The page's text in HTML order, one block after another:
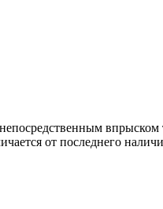
впрыском
от последнего